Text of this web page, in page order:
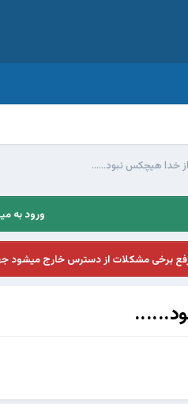
خدا هیچکس نبود......
ورود به
برخی مشکلات از دسترس خارج